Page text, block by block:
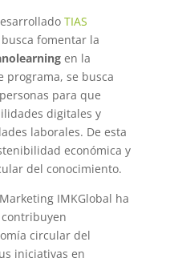
TIAS
fomentar la
en la
programa, se busca
para que
digitales y
laborales. De esta
económica y
del conocimiento.
IMKGlobal ha
circular del
iniciativas en